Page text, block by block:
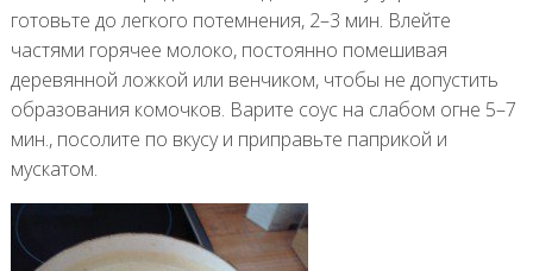
готовьте до легкого потемнения, 2–3 мин. Влейте
частями горячее молоко, постоянно помешивая
деревянной ложкой или венчиком, чтобы не допустить
образования комочков. Варите соус на слабом огне 5–7
мин., посолите по вкусу и приправьте паприкой и
мускатом.